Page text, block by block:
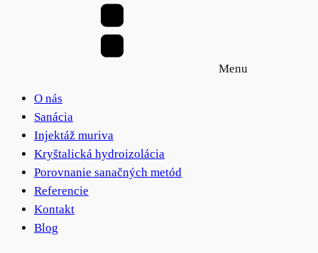
Menu
O nás
Sanácia
Injektáž muriva
Kryštalická hydroizolácia
Porovnanie sanačných metód
Referencie
Kontakt
Blog